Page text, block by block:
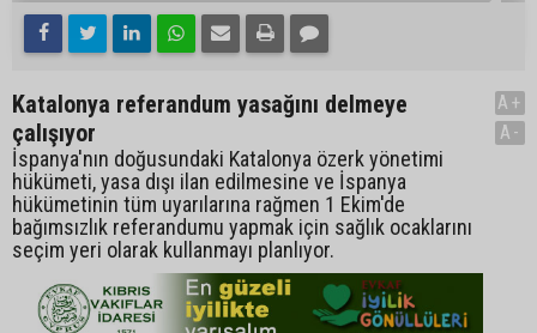
Katalonya referandum yasağını delmeye
çalışıyor
İspanya'nın doğusundaki Katalonya özerk yönetimi
hükümeti, yasa dışı ilan edilmesine ve İspanya
hükümetinin tüm uyarılarına rağmen 1 Ekim'de
bağımsızlık referandumu yapmak için sağlık ocaklarını
seçim yeri olarak kullanmayı planlıyor.
A+
A-